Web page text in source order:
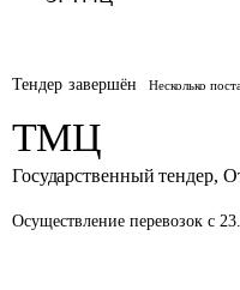
Тендер завершён Несколько
ТМЦ
Государственный тендер,
Осуществление перевозок с